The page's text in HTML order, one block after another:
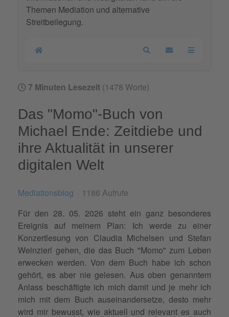
Themen Mediation und alternative
Streitbeilegung.
Home SearchUpdates
7 Minuten Lesezeit (1478 Worte)
Das "Momo"-Buch von
Michael Ende: Zeitdiebe und
ihre Aktualität in unserer
digitalen Welt
Mediationsblog
1186 Aufrufe
Für den 28. 05. 2026 steht ein ganz besonderes
Ereignis auf meinem Plan: Ich werde zu einer
Konzertlesung von Claudia Michelsen und Stefan
Weinzierl gehen, die das Buch "Momo" zum Leben
erwecken werden. Von dem Buch habe ich schon
gehört, es aber nie gelesen. Aus oben genanntem
Anlass beschäftigte ich mich damit und je mehr ich
mich mit dem Buch auseinandersetze, desto mehr
wird mir bewusst, wie aktuell und relevant es auch